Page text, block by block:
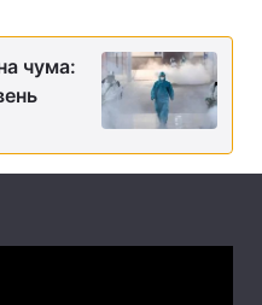
Наука
Інциденти
чума: